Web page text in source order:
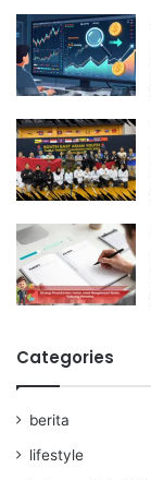
Categories
berita
lifestyle